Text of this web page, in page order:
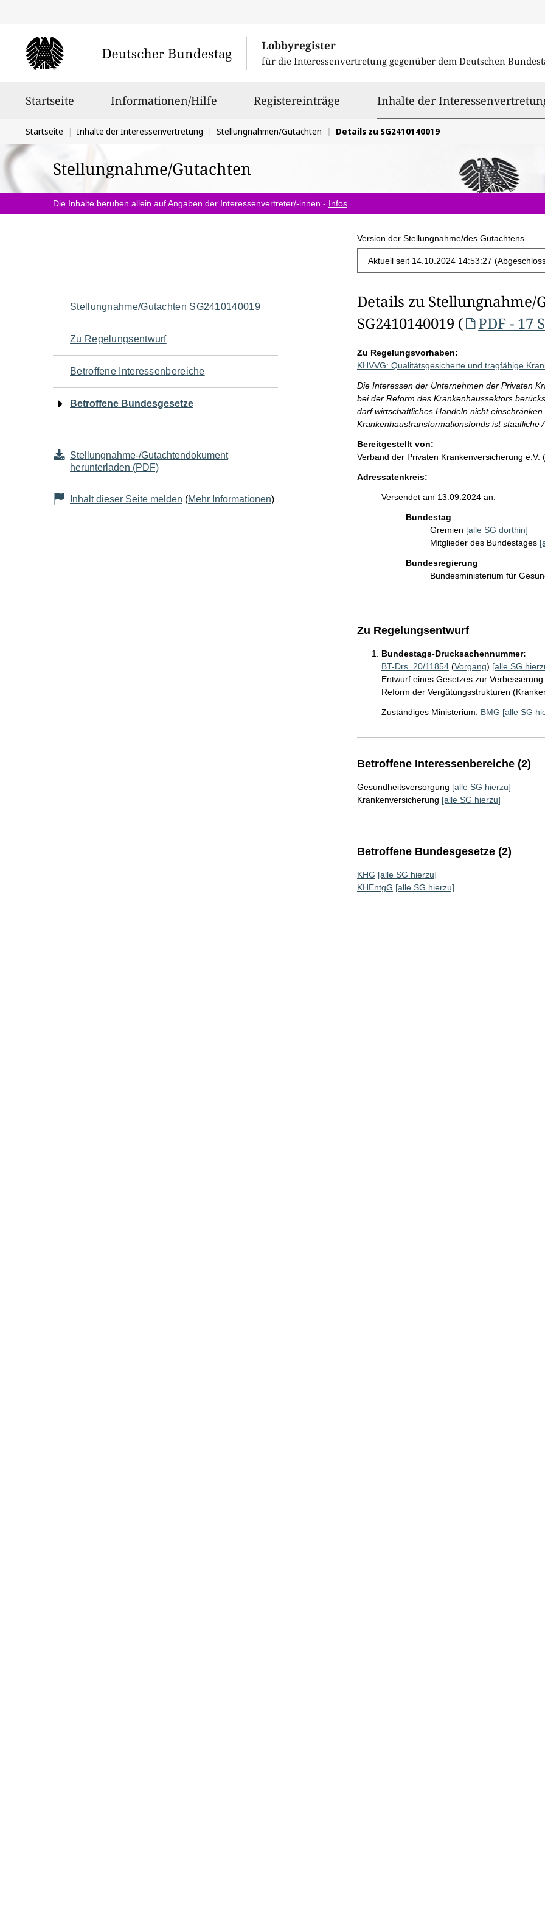
Lobbyregister
für die Interessenvertretung gegenüber dem Deutschen
Startseite Informationen/Hilfe Registereinträge Inhalte der
Sie
befinden
sich
hier:
Startseite Inhalte der Interessenvertretung Stellungnahmen/Gutachten Details zu SG2410140019
Stellungnahme/Gutachten
Die Inhalte beruhen allein auf Angaben der Interessenvertreter/-innen - Infos
Version der Stellungnahme/des Gutachtens
Navigation
für
den
Seiteninhalt
Stellungnahme/Gutachten SG2410140019
Zu Regelungsentwurf
Betroffene Interessenbereiche
Betroffene Bundesgesetze
Stellungnahme-/Gutachtendokument
herunterladen (PDF)
Inhalt dieser Seite melden (Mehr Informationen)
Details zu Stellungnahme/
SG2410140019 (
PDF - 17
Zu Regelungsvorhaben:
KHVVG: Qualitätsgesicherte und tragfähige
Die Interessen der Unternehmen der Privaten
bei der Reform des Krankenhaussektors
darf wirtschaftliches Handeln nicht
Krankenhaustransformationsfonds ist staatliche
Bereitgestellt von:
Verband der Privaten Krankenversicherung
Adressatenkreis:
Versendet am 13.09.2024 an:
Bundestag
Gremien [alle SG dorthin]
Mitglieder des Bundestages
Bundesregierung
Bundesministerium für
Zu Regelungsentwurf
Bundestags-Drucksachennummer:
BT-Drs. 20/11854(Vorgang) [alle SG
Entwurf eines Gesetzes zur
Reform der Vergütungsstrukturen
Zuständiges Ministerium: BMG [alle SG
Betroffene Interessenbereiche (2)
Gesundheitsversorgung [alle SG hierzu]
Krankenversicherung [alle SG hierzu]
Betroffene Bundesgesetze (2)
KHG [alle SG hierzu]
KHEntgG [alle SG hierzu]